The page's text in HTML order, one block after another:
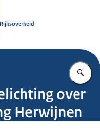
Rijksoverheid
over
Herwijnen